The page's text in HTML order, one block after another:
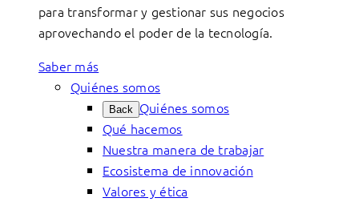
para transformar y gestionar sus negocios
aprovechando el poder de la tecnología.
Saber más
Quiénes somos
Back Quiénes somos
Qué hacemos
Nuestra manera de trabajar
Ecosistema de innovación
Valores y ética